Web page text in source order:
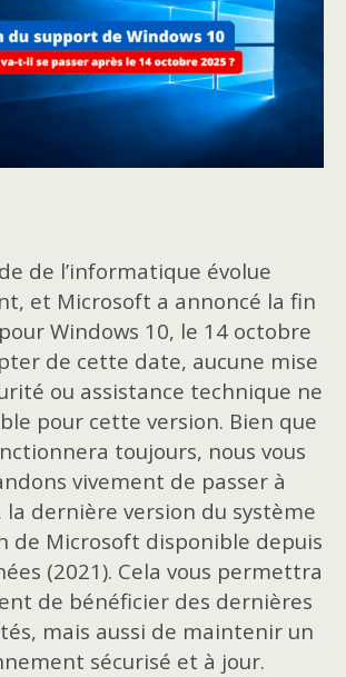
de l’informatique évolue
et Microsoft a annoncé la fin
Windows 10, le 14 octobre
de cette date, aucune mise
ou assistance technique ne
pour cette version. Bien que
toujours, nous vous
vivement de passer à
la dernière version du système
de Microsoft disponible depuis
(2021). Cela vous permettra
de bénéficier des dernières
mais aussi de maintenir un
sécurisé et à jour.